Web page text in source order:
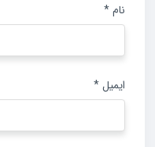
نام*
ایمیل*